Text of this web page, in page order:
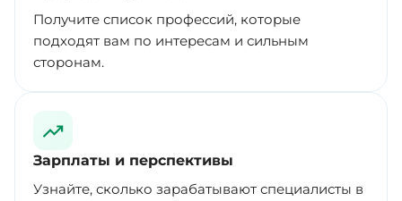
Получите список профессий, которые
подходят вам по интересам и сильным
сторонам.
Зарплаты и перспективы
Узнайте, сколько зарабатывают специалисты в